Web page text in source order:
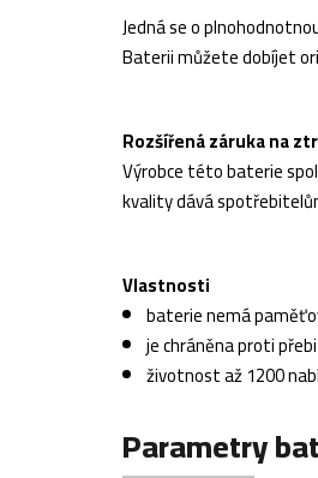
Jedná se o
Baterii můžete dobíjet
Rozšířená záruka na
Výrobce této baterie
kvality dává
Vlastnosti
baterie nemá
je chráněna proti
životnost až 1200
Parametry